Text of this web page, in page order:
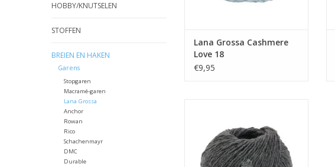
HOBBY/KNUTSELEN
STOFFEN
BREIEN EN HAKEN
Garens
Stopgaren
Macramé-garen
Lana Grossa
Anchor
Rowan
Rico
Schachenmayr
DMC
Durable
Lana Grossa Cashmere
Love 18
€9,95